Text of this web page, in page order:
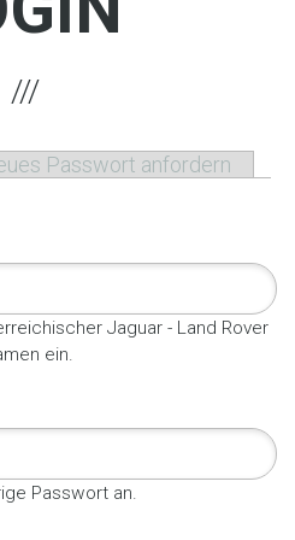
Passwort anfordern
Jaguar - Land Rover
ein.
Passwort an.